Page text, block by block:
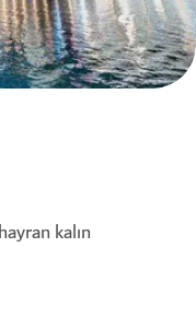
kalın